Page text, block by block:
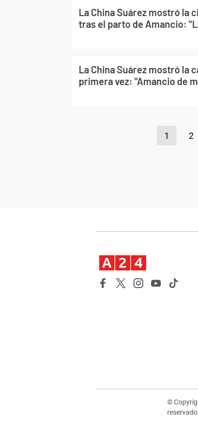
La China Suárez mostró la
tras el parto de Amancio:
La China Suárez mostró la
primera vez: "Amancio de
1 2
©